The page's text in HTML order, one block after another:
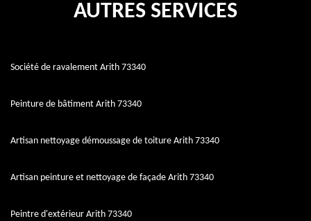
AUTRES SERVICES
Société de ravalement Arith 73340
Peinture de bâtiment Arith 73340
Artisan nettoyage démoussage de toiture Arith 73340
Artisan peinture et nettoyage de façade Arith 73340
Peintre d'extérieur Arith 73340